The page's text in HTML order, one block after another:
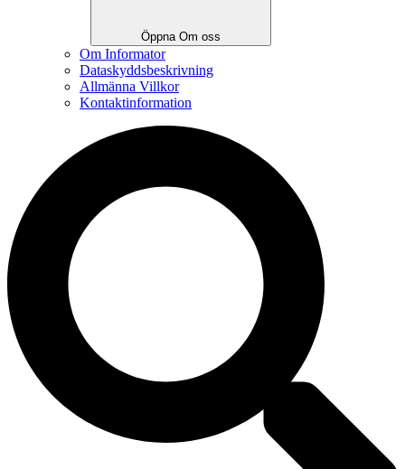
Öppna Om oss
Om Informator
Dataskyddsbeskrivning
Allmänna Villkor
Kontaktinformation